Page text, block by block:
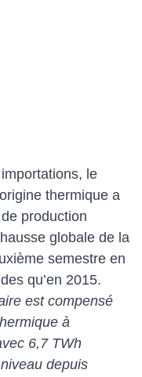
le
thermique a
production
globale de la
semestre en
qu’en 2015.
est compensé
à
6,7 TWh
depuis